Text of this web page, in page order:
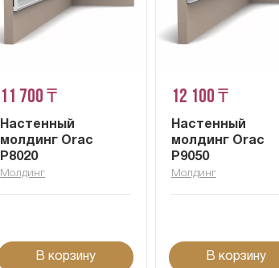
11 700 ₸
Настенный
молдинг Orac
P8020
Молдинг
В корзину
12 100 ₸
Настенный
молдинг Orac
P9050
Молдинг
В корзину